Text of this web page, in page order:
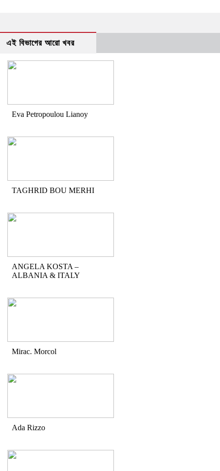
এই বিভাগের আরো খবর
Eva Petropoulou Lianoy
TAGHRID BOU MERHI
ANGELA KOSTA –
ALBANIA & ITALY
Mirac. Morcol
Ada Rizzo